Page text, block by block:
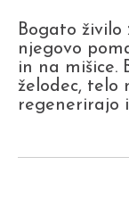
Bogato živilo
njegovo
in na mišice.
želodec, telo
regenerirajo